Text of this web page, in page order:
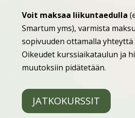
Voit maksaa liikuntaedulla
Smartum yms), varmista
sopivuuden ottamalla yhteyttä
Oikeudet kurssiaikataulun ja
muutoksiin pidätetään.
JATKOKURSSIT